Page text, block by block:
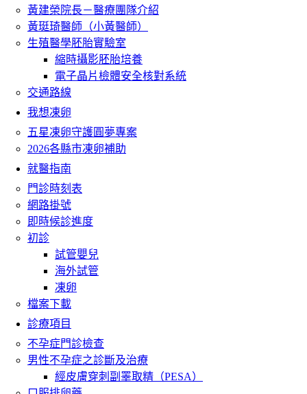
黃建榮院長－醫療團隊介紹
黃珽琦醫師（小黃醫師）
生殖醫學胚胎實驗室
縮時攝影胚胎培養
電子晶片檢體安全核對系統
交通路線
我想凍卵
五星凍卵守護圓夢專案
2026各縣市凍卵補助
就醫指南
門診時刻表
網路掛號
即時候診進度
初診
試管嬰兒
海外試管
凍卵
檔案下載
診療項目
不孕症門診檢查
男性不孕症之診斷及治療
經皮膚穿刺副睪取精（PESA）